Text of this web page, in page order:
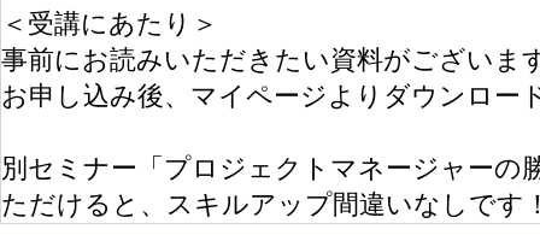
＜受講にあたり＞
事前にお読みいただきたい資料がございま
お申し込み後、マイページよりダウンロー
別セミナー「プロジェクトマネージャーの
ただけると、スキルアップ間違いなしです